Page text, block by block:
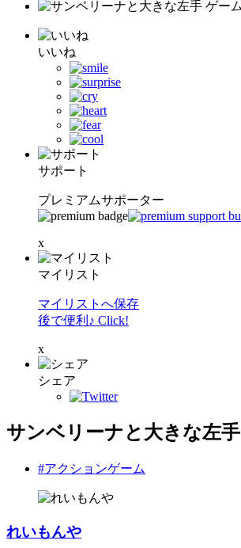
いいね
サポート
プレミアムサポーター
x
マイリスト
マイリストへ保存
後で便利♪ Click!
x
シェア
サンベリーナと大きな左手
#アクションゲーム
れいもんや